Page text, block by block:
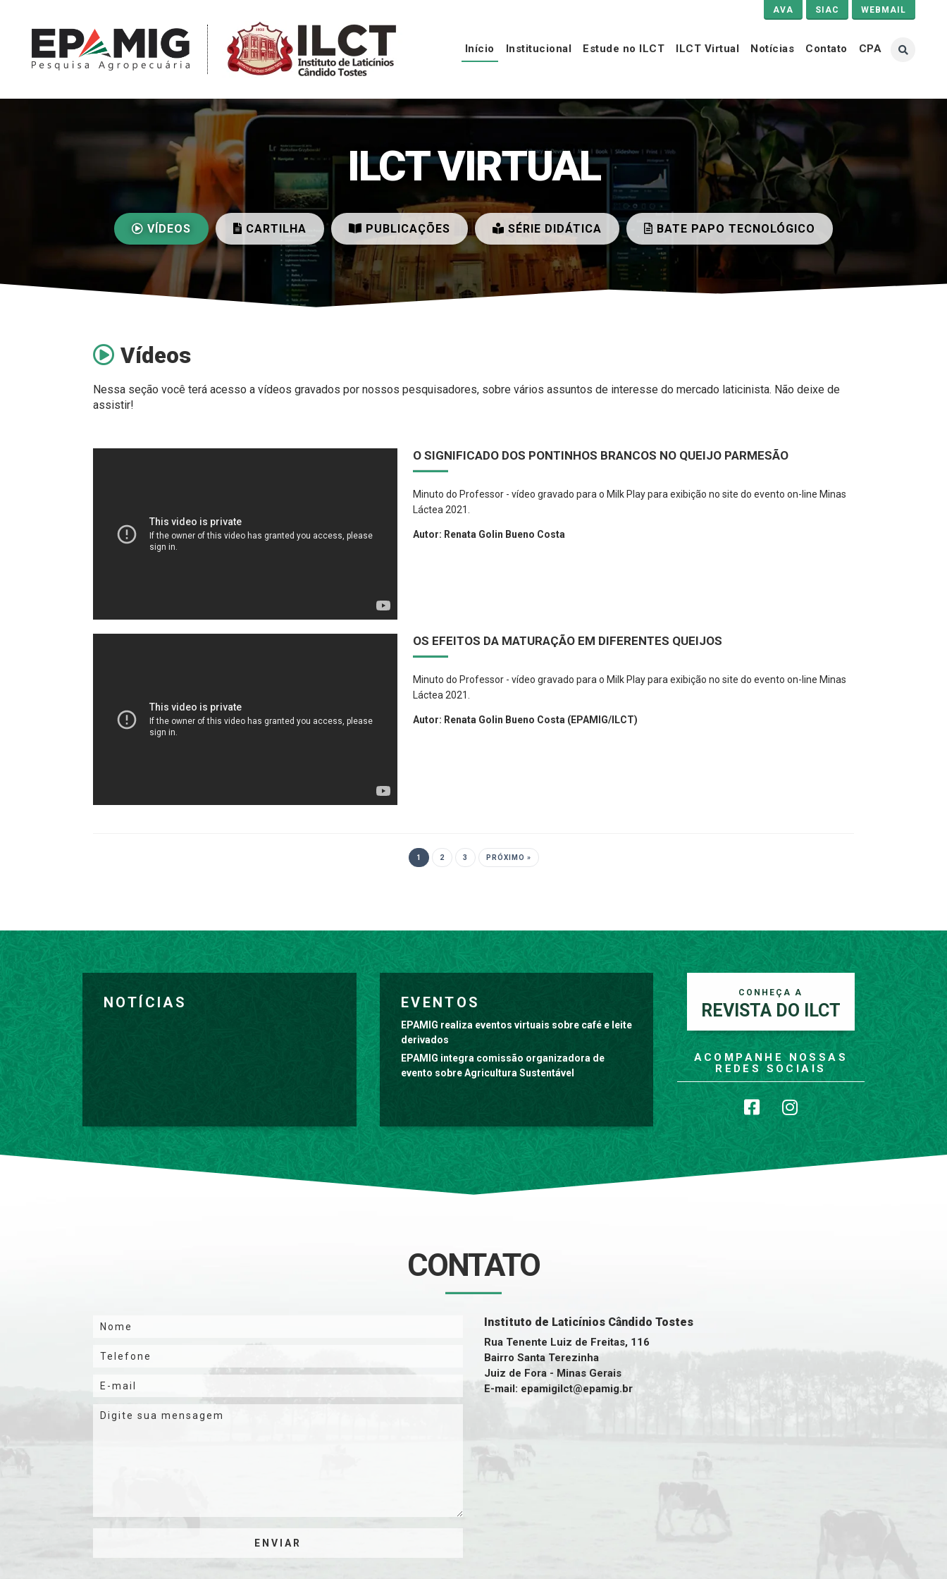
AVA SIAC WEBMAIL
Início Institucional Estude no ILCT ILCT Virtual Notícias Contato CPA
ILCT VIRTUAL
VÍDEOS CARTILHA PUBLICAÇÕES SÉRIE DIDÁTICA BATE PAPO TECNOLÓGICO
Vídeos
Nessa seção você terá acesso a vídeos gravados por nossos pesquisadores, sobre vários assuntos de interesse do mercado laticinista. Não deixe de
assistir!
O SIGNIFICADO DOS PONTINHOS BRANCOS NO QUEIJO PARMESÃO
Minuto do Professor - vídeo gravado para o Milk Play para exibição no site do evento on-line Minas
Láctea 2021.
Autor: Renata Golin Bueno Costa
OS EFEITOS DA MATURAÇÃO EM DIFERENTES QUEIJOS
Minuto do Professor - vídeo gravado para o Milk Play para exibição no site do evento on-line Minas
Láctea 2021.
Autor: Renata Golin Bueno Costa (EPAMIG/ILCT)
1 2 3 PRÓXIMO »
NOTÍCIAS EVENTOS
EPAMIG realiza eventos virtuais sobre café e leite
derivados
EPAMIG integra comissão organizadora de
evento sobre Agricultura Sustentável
CONHEÇA A
REVISTA DO ILCT
ACOMPANHE NOSSAS
REDES SOCIAIS
CONTATO
Instituto de Laticínios Cândido Tostes
Rua Tenente Luiz de Freitas, 116
Bairro Santa Terezinha
Juiz de Fora - Minas Gerais
E-mail: epamigilct@epamig.br